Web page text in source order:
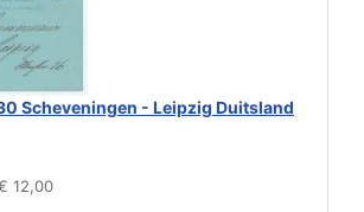
Scheveningen - Leipzig Duitsland
12,00